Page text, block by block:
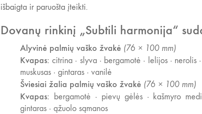
išbaigta ir paruošta įteikti.
Dovanų rinkinį „Subtili harmonija“
Alyvinė palmių vaško žvakė (76 × 100 mm)
Kvapas: citrina · slyva · bergamotė · lelijos · nerolis
muskusas · gintaras · vanilė
Šviesiai žalia palmių vaško žvakė (76 × 100 mm)
Kvapas: bergamotė · pievų gėlės · kašmyro
gintaras · ąžuolo sąmanos